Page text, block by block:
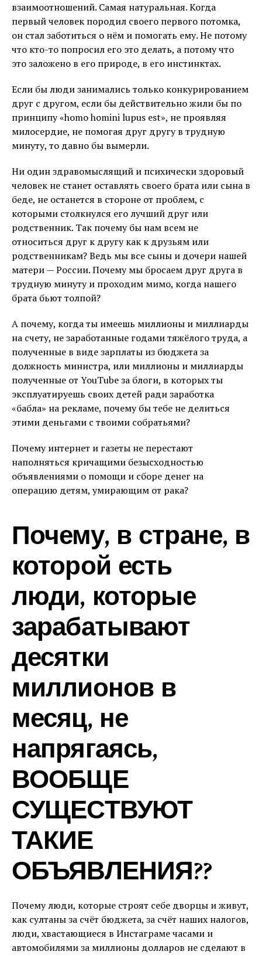
взаимоотношений. Самая натуральная. Когда
первый человек породил своего первого потомка,
он стал заботиться о нём и помогать ему. Не потому
что кто-то попросил его это делать, а потому что
это заложено в его природе, в его инстинктах.
Если бы люди занимались только конкурированием
друг с другом, если бы действительно жили бы по
принципу «homo homini lupus est», не проявляя
милосердие, не помогая друг другу в трудную
минуту, то давно бы вымерли.
Ни один здравомыслящий и психически здоровый
человек не станет оставлять своего брата или сына в
беде, не останется в стороне от проблем, с
которыми столкнулся его лучший друг или
родственник. Так почему бы нам всем не
относиться друг к другу как к друзьям или
родственникам? Ведь мы все сыны и дочери нашей
матери — России. Почему мы бросаем друг друга в
трудную минуту и проходим мимо, когда нашего
брата бьют толпой?
А почему, когда ты имеешь миллионы и миллиарды
на счету, не заработанные годами тяжёлого труда, а
полученные в виде зарплаты из бюджета за
должность министра, или миллионы и миллиарды
полученные от YouTube за блоги, в которых ты
эксплуатируешь своих детей ради заработка
«бабла» на рекламе, почему бы тебе не делиться
этими деньгами с твоими собратьями?
Почему интернет и газеты не перестают
наполняться кричащими безысходностью
объявлениями о помощи и сборе денег на
операцию детям, умирающим от рака?
Почему, в стране, в
которой есть
люди, которые
зарабатывают
десятки
миллионов в
месяц, не
напрягаясь,
ВООБЩЕ
СУЩЕСТВУЮТ
ТАКИЕ
ОБЪЯВЛЕНИЯ??
Почему люди, которые строят себе дворцы и живут,
как султаны за счёт бюджета, за счёт наших налогов,
люди, хвастающиеся в Инстаграме часами и
автомобилями за миллионы долларов не сделают в